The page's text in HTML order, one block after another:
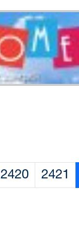
2420 2421